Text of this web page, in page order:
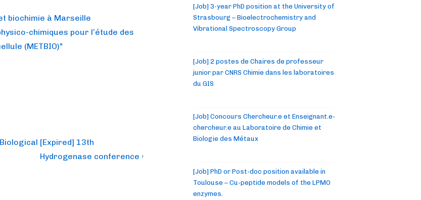
biochimie à Marseille
chimiques pour l’étude des
(METBIO)"
Next
Post
[Expired] 13th
Hydrogenase conference ›
[Job] 3-year PhD position at the University of
Strasbourg – Bioelectrochemistry and
Vibrational Spectroscopy Group
[Job] 2 postes de Chaires de professeur
junior par CNRS Chimie dans les laboratoires
du GIS
[Job] Concours Chercheur.e et Enseignant.e-
chercheur.e au Laboratoire de Chimie et
Biologie des Métaux
[Job] PhD or Post-doc position available in
Toulouse – Cu-peptide models of the LPMO
enzymes.